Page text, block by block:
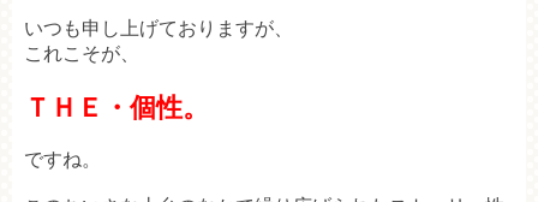
いつも申し上げておりますが、
これこそが、
ＴＨＥ・個性。
ですね。